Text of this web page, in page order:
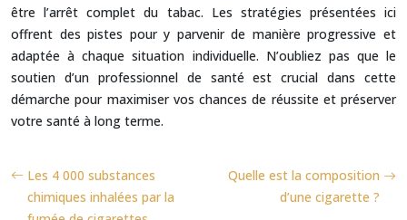
être l’arrêt complet du tabac. Les stratégies présentées ici
offrent des pistes pour y parvenir de manière progressive et
adaptée à chaque situation individuelle. N’oubliez pas que le
soutien d’un professionnel de santé est crucial dans cette
démarche pour maximiser vos chances de réussite et préserver
votre santé à long terme.
Les 4 000 substances
chimiques inhalées par la
Quelle est la composition
d’une cigarette ?